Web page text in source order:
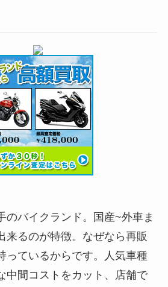
のバイクランド。国産~外車ま
来るのが特徴。なぜなら再販
っているからです。人気車種
中間コストをカット、店舗で